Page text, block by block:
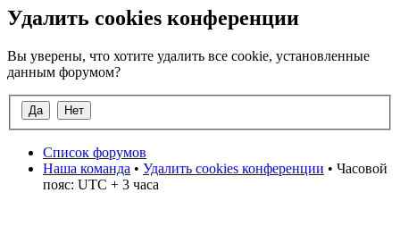
Удалить cookies конференции
Вы уверены, что хотите удалить все cookie, установленные
данным форумом?
Список форумов
Наша команда • Удалить cookies конференции • Часовой
пояс: UTC + 3 часа